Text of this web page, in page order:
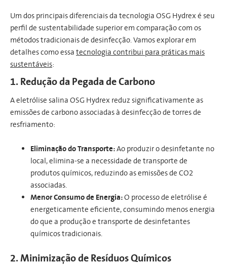
Um dos principais diferenciais da tecnologia OSG Hydrex é seu
perfil de sustentabilidade superior em comparação com os
métodos tradicionais de desinfecção. Vamos explorar em
detalhes como essatecnologia contribui para práticas mais
sustentáveis:
1. Redução da Pegada de Carbono
A eletrólise salina OSG Hydrex reduz significativamente as
emissões de carbono associadas à desinfecção de torres de
resfriamento:
Eliminação do Transporte:Ao produzir o desinfetante no
local, elimina-se a necessidade de transporte de
produtos químicos, reduzindo as emissões de CO2
associadas.
Menor Consumo de Energia:O processo de eletrólise é
energeticamente eficiente, consumindo menos energia
do que a produção e transporte de desinfetantes
químicos tradicionais.
2. Minimização de Resíduos Químicos